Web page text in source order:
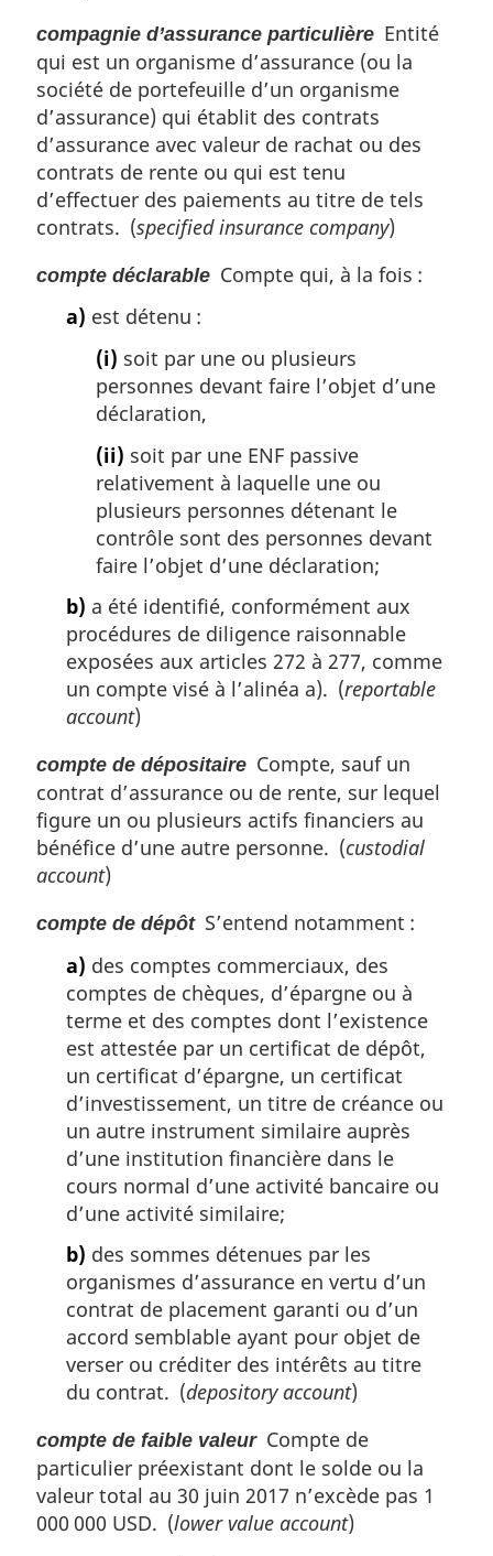
compagnie d’assurance particulière Entité
qui est un organisme d’assurance (ou la
société de portefeuille d’un organisme
d’assurance) qui établit des contrats
d’assurance avec valeur de rachat ou des
contrats de rente ou qui est tenu
d’effectuer des paiements au titre de tels
contrats. (specified insurance company)
compte déclarable Compte qui, à la fois :
a) est détenu :
(i) soit par une ou plusieurs
personnes devant faire l’objet d’une
déclaration,
(ii) soit par une ENF passive
relativement à laquelle une ou
plusieurs personnes détenant le
contrôle sont des personnes devant
faire l’objet d’une déclaration;
b) a été identifié, conformément aux
procédures de diligence raisonnable
exposées aux articles 272 à 277, comme
un compte visé à l’alinéa a). (reportable
account)
compte de dépositaire Compte, sauf un
contrat d’assurance ou de rente, sur lequel
figure un ou plusieurs actifs financiers au
bénéfice d’une autre personne. (custodial
account)
compte de dépôtS’entend notamment :
a) des comptes commerciaux, des
comptes de chèques, d’épargne ou à
terme et des comptes dont l’existence
est attestée par un certificat de dépôt,
un certificat d’épargne, un certificat
d’investissement, un titre de créance ou
un autre instrument similaire auprès
d’une institution financière dans le
cours normal d’une activité bancaire ou
d’une activité similaire;
b) des sommes détenues par les
organismes d’assurance en vertu d’un
contrat de placement garanti ou d’un
accord semblable ayant pour objet de
verser ou créditer des intérêts au titre
du contrat. (depository account)
compte de faible valeurCompte de
particulier préexistant dont le solde ou la
valeur total au 30 juin 2017 n’excède pas 1
000 000 USD. (lower value account)